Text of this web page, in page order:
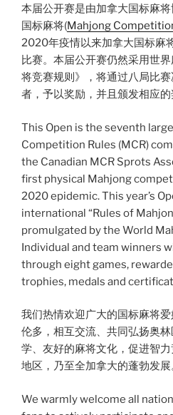
本届公开赛是由加拿大国标麻
国标麻将(Mahjong
2020年疫情以来加拿大国标麻
比赛。本届公开赛仍然采用世
将竞赛规则》，将通过八局比
者，予以奖励，并且颁发相应的
This Open is the seventh
Competition Rules (MCR)
the Canadian MCR Sprots
first physical Mahjong
2020 epidemic. This year’s
international “Rules of
promulgated by the World
Individual and team winners
through eight games,
trophies, medals and
我们热情欢迎广大的国标麻将
伦多，相互交流、共同弘扬奥
学、友好的麻将文化，促进智
地区，乃至全加拿大的蓬勃发展
We warmly welcome all